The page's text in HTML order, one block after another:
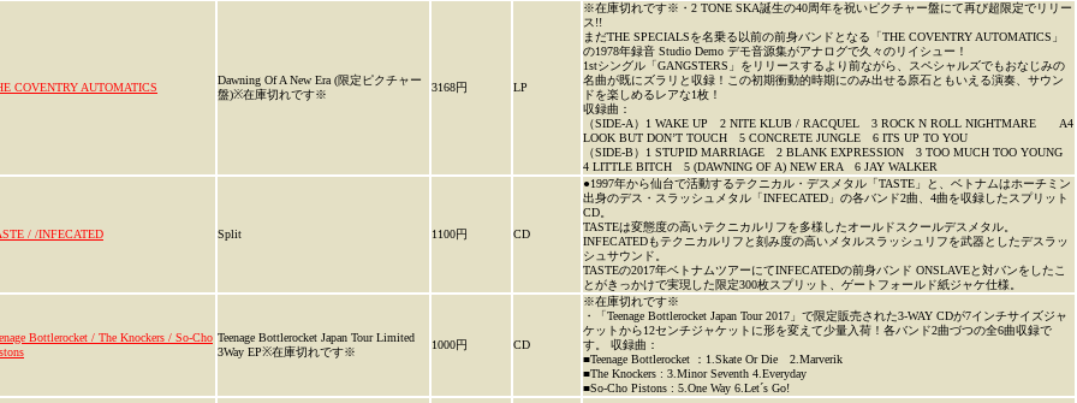
COVENTRY AUTOMATICS
Dawning Of A New Era (限定ピクチャー
盤)※在庫切れです※
3168円 LP
※在庫切れです※・2 TONE SKA誕生の40周年を祝いピクチャー盤にて再び超限定でリリー
ス!!
まだTHE SPECIALSを名乗る以前の前身バンドとなる「THE COVENTRY AUTOMATICS」
の1978年録音 Studio Demo デモ音源集がアナログで久々のリイシュー！
1stシングル「GANGSTERS」をリリースするより前ながら、スペシャルズでもおなじみの
名曲が既にズラリと収録！この初期衝動的時期にのみ出せる原石ともいえる演奏、サウン
ドを楽しめるレアな1枚！
収録曲：
（SIDE-A）1 WAKE UP 2 NITE KLUB / RACQUEL 3 ROCK N ROLL NIGHTMARE A4
LOOK BUT DON’T TOUCH 5 CONCRETE JUNGLE 6 ITS UP TO YOU
（SIDE-B）1 STUPID MARRIAGE 2 BLANK EXPRESSION 3 TOO MUCH TOO YOUNG
4 LITTLE BITCH 5 (DAWNING OF A) NEW ERA 6 JAY WALKER
/ /INFECATED Split 1100円 CD
●1997年から仙台で活動するテクニカル・デスメタル「TASTE」と、ベトナムはホーチミン
出身のデス・スラッシュメタル「INFECATED」の各バンド2曲、4曲を収録したスプリット
CD。
TASTEは変態度の高いテクニカルリフを多様したオールドスクールデスメタル。
INFECATEDもテクニカルリフと刻み度の高いメタルスラッシュリフを武器としたデスラッ
シュサウンド。
TASTEの2017年ベトナムツアーにてINFECATEDの前身バンド ONSLAVEと対バンをしたこ
とがきっかけで実現した限定300枚スプリット、ゲートフォールド紙ジャケ仕様。
Bottlerocket / The Knockers / So-Cho Teenage Bottlerocket Japan Tour Limited
3Way EP※在庫切れです※
1000円 CD
※在庫切れです※
・「Teenage Bottlerocket Japan Tour 2017」で限定販売された3-WAY CDが7インチサイズジャ
ケットから12センチジャケットに形を変えて少量入荷！各バンド2曲づつの全6曲収録で
す。 収録曲：
■Teenage Bottlerocket ：1.Skate Or Die 2.Marverik
■The Knockers : 3.Minor Seventh 4.Everyday
■So-Cho Pistons : 5.One Way 6.Let´s Go!